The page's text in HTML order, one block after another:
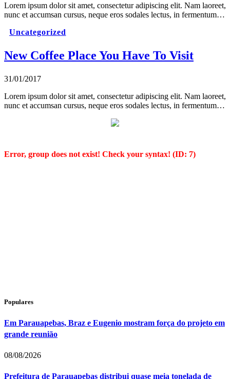
Lorem ipsum dolor sit amet, consectetur adipiscing elit. Nam laoreet,
nunc et accumsan cursus, neque eros sodales lectus, in fermentum…
Uncategorized
New Coffee Place You Have To Visit
31/01/2017
Lorem ipsum dolor sit amet, consectetur adipiscing elit. Nam laoreet,
nunc et accumsan cursus, neque eros sodales lectus, in fermentum…
Error, group does not exist! Check your syntax! (ID: 7)
Populares
Em Parauapebas, Braz e Eugenio mostram força do projeto em
grande reunião
08/08/2026
Prefeitura de Parauapebas distribui quase meia tonelada de